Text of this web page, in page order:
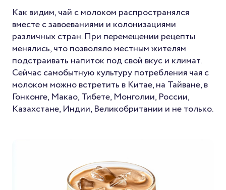
Как видим, чай с молоком распространялся
вместе с завоеваниями и колонизациями
различных стран. При перемещении рецепты
менялись, что позволяло местным жителям
подстраивать напиток под свой вкус и климат.
Сейчас самобытную культуру потребления чая с
молоком можно встретить в Китае, на Тайване, в
Гонконге, Макао, Тибете, Монголии, России,
Казахстане, Индии, Великобритании и не только.